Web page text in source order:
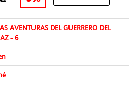
AVENTURAS DEL GUERRERO DEL
- 6